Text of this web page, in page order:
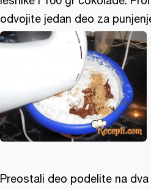
odvojite jedan deo za
Preostali deo podelite na